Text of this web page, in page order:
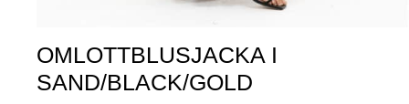
OMLOTTBLUSJACKA I
SAND/BLACK/GOLD